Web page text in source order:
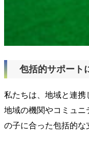
包括的サポート
私たちは、地域と連
地域の機関やコミュ
の子に合った包括的な